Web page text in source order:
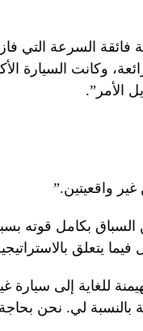
وكانت السيارة
الأمر”.
واقعيتين.”
السباق بكامل قوته
يتعلق
للغاية إلى سيارة
بالنسبة لي. نحن